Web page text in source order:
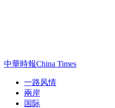
中華時報China Times
一路风情
兩岸
国际